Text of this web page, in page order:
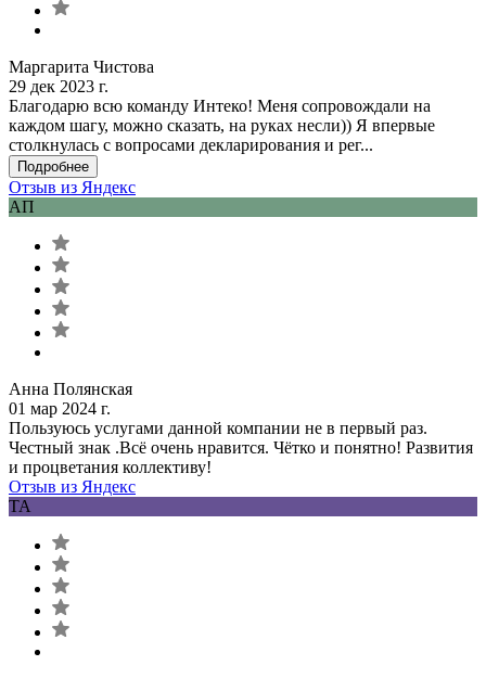
Маргарита Чистова
29 дек 2023 г.
Благодарю всю команду Интеко! Меня сопровождали на
каждом шагу, можно сказать, на руках несли)) Я впервые
столкнулась с вопросами декларирования и рег...
Подробнее
Отзыв из Яндекс
АП
Анна Полянская
01 мар 2024 г.
Пользуюсь услугами данной компании не в первый раз.
Честный знак .Всё очень нравится. Чётко и понятно! Развития
и процветания коллективу!
Отзыв из Яндекс
ТА